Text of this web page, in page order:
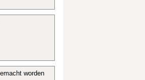
worden